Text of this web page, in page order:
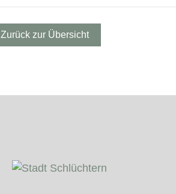
Zurück zur Übersicht